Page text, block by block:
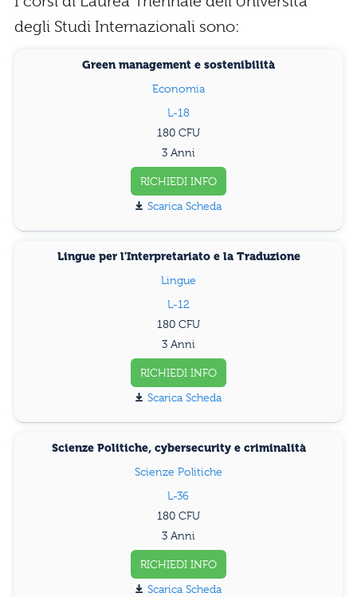
degli Studi Internazionali sono:
Green management e sostenibilità
Economia
L-18
180
3 Anni
RICHIEDI INFO
Scarica Scheda
Lingue per l'Interpretariato e la Traduzione
Lingue
L-12
180
3 Anni
RICHIEDI INFO
Scarica Scheda
Scienze Politiche, cybersecurity e criminalità
Scienze Politiche
L-36
180
3 Anni
RICHIEDI INFO
Scarica Scheda